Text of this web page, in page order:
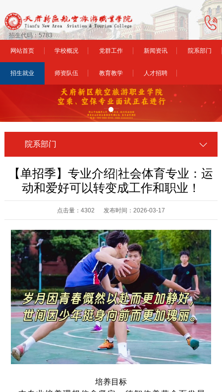
招生代码：5783
网站首页 学校概况 党群工作 新闻资讯 院系部门
招生就业 师资队伍 教育教学 人才招聘
院系部门
【单招季】专业介绍|社会体育专业：运
动和爱好可以转变成工作和职业！
点击量：4302 发布时间：2026-03-17
培养目标